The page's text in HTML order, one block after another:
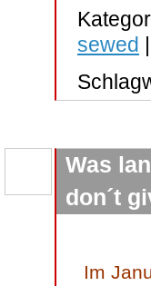
sewed |
Was
don´t
Im